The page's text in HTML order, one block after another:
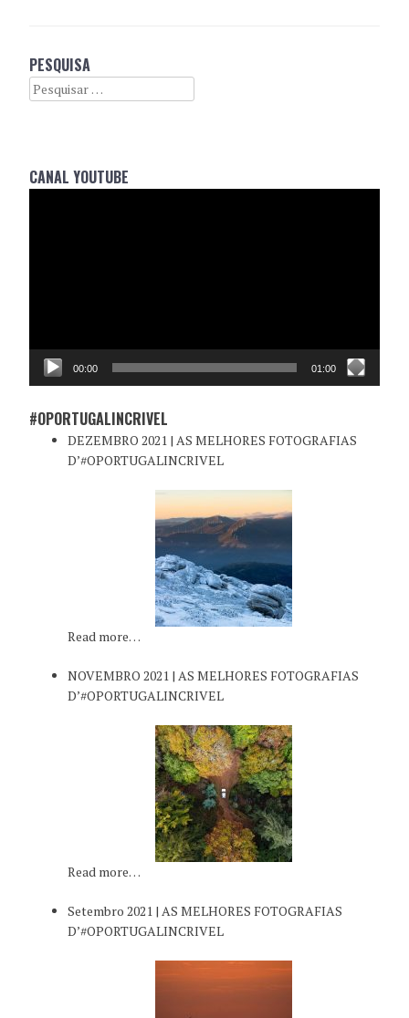
PESQUISA
Search
CANAL YOUTUBE
00:00 01:00
#OPORTUGALINCRIVEL
DEZEMBRO 2021 | AS MELHORES FOTOGRAFIAS
D’#OPORTUGALINCRIVEL
Read more…
NOVEMBRO 2021 | AS MELHORES FOTOGRAFIAS
D’#OPORTUGALINCRIVEL
Read more…
Setembro 2021 | AS MELHORES FOTOGRAFIAS
D’#OPORTUGALINCRIVEL